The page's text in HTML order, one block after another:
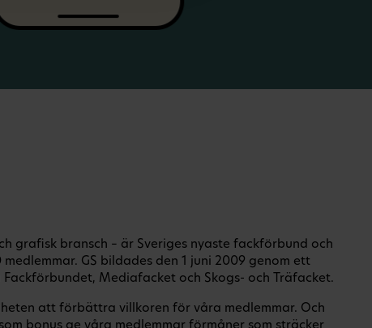
grafisk bransch – är Sveriges nyaste fackförbund och
GS bildades den 1 juni 2009 genom ett
Fackförbundet, Mediafacket och Skogs- och Träfacket.
att förbättra villkoren för våra medlemmar. Och